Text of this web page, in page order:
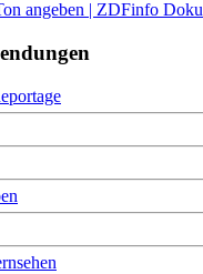
angeben | ZDFinfo Doku